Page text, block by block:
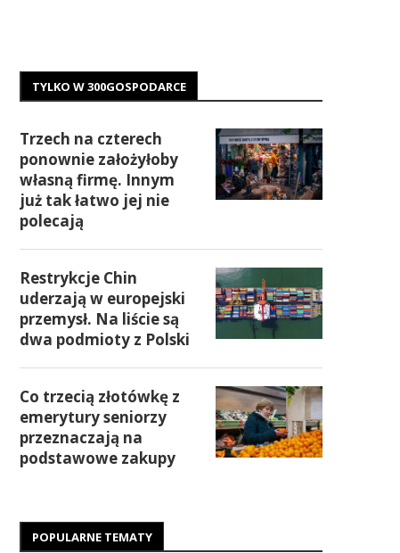
TYLKO W 300GOSPODARCE
Trzech na czterech
ponownie założyłoby
własną firmę. Innym
już tak łatwo jej nie
polecają
Restrykcje Chin
uderzają w europejski
przemysł. Na liście są
dwa podmioty z Polski
Co trzecią złotówkę z
emerytury seniorzy
przeznaczają na
podstawowe zakupy
POPULARNE TEMATY